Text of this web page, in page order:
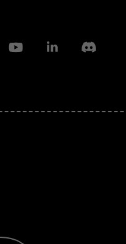
YoutubeLinkedinDiscord